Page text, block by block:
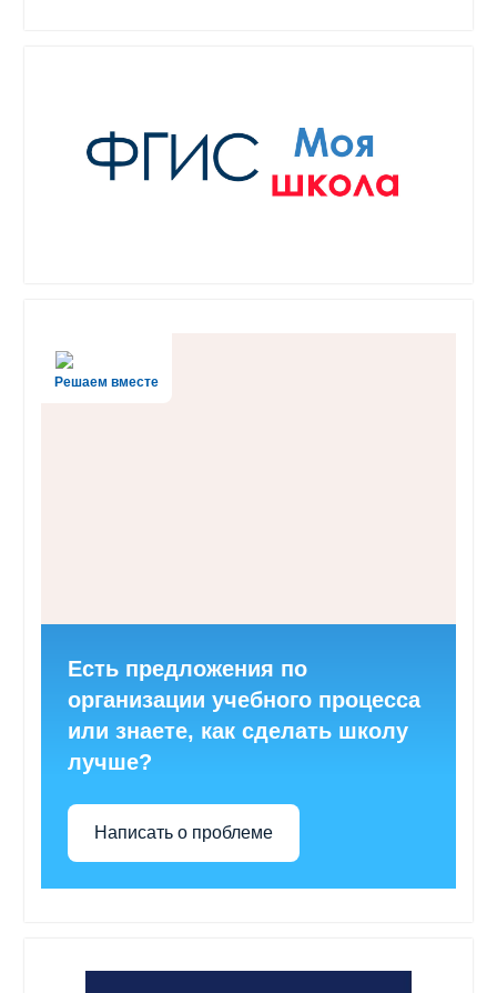
Решаем вместе
Есть предложения по
организации учебного процесса
или знаете, как сделать школу
лучше?
Написать о проблеме